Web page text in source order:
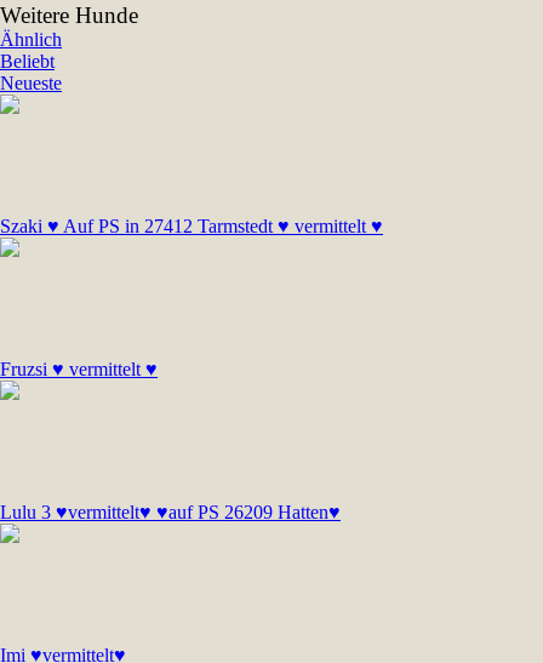
Weitere Hunde
Ähnlich
Beliebt
Neueste
Szaki ♥ Auf PS in 27412 Tarmstedt ♥ vermittelt ♥
Fruzsi ♥ vermittelt ♥
Lulu 3 ♥vermittelt♥ ♥auf PS 26209 Hatten♥
Imi ♥vermittelt♥